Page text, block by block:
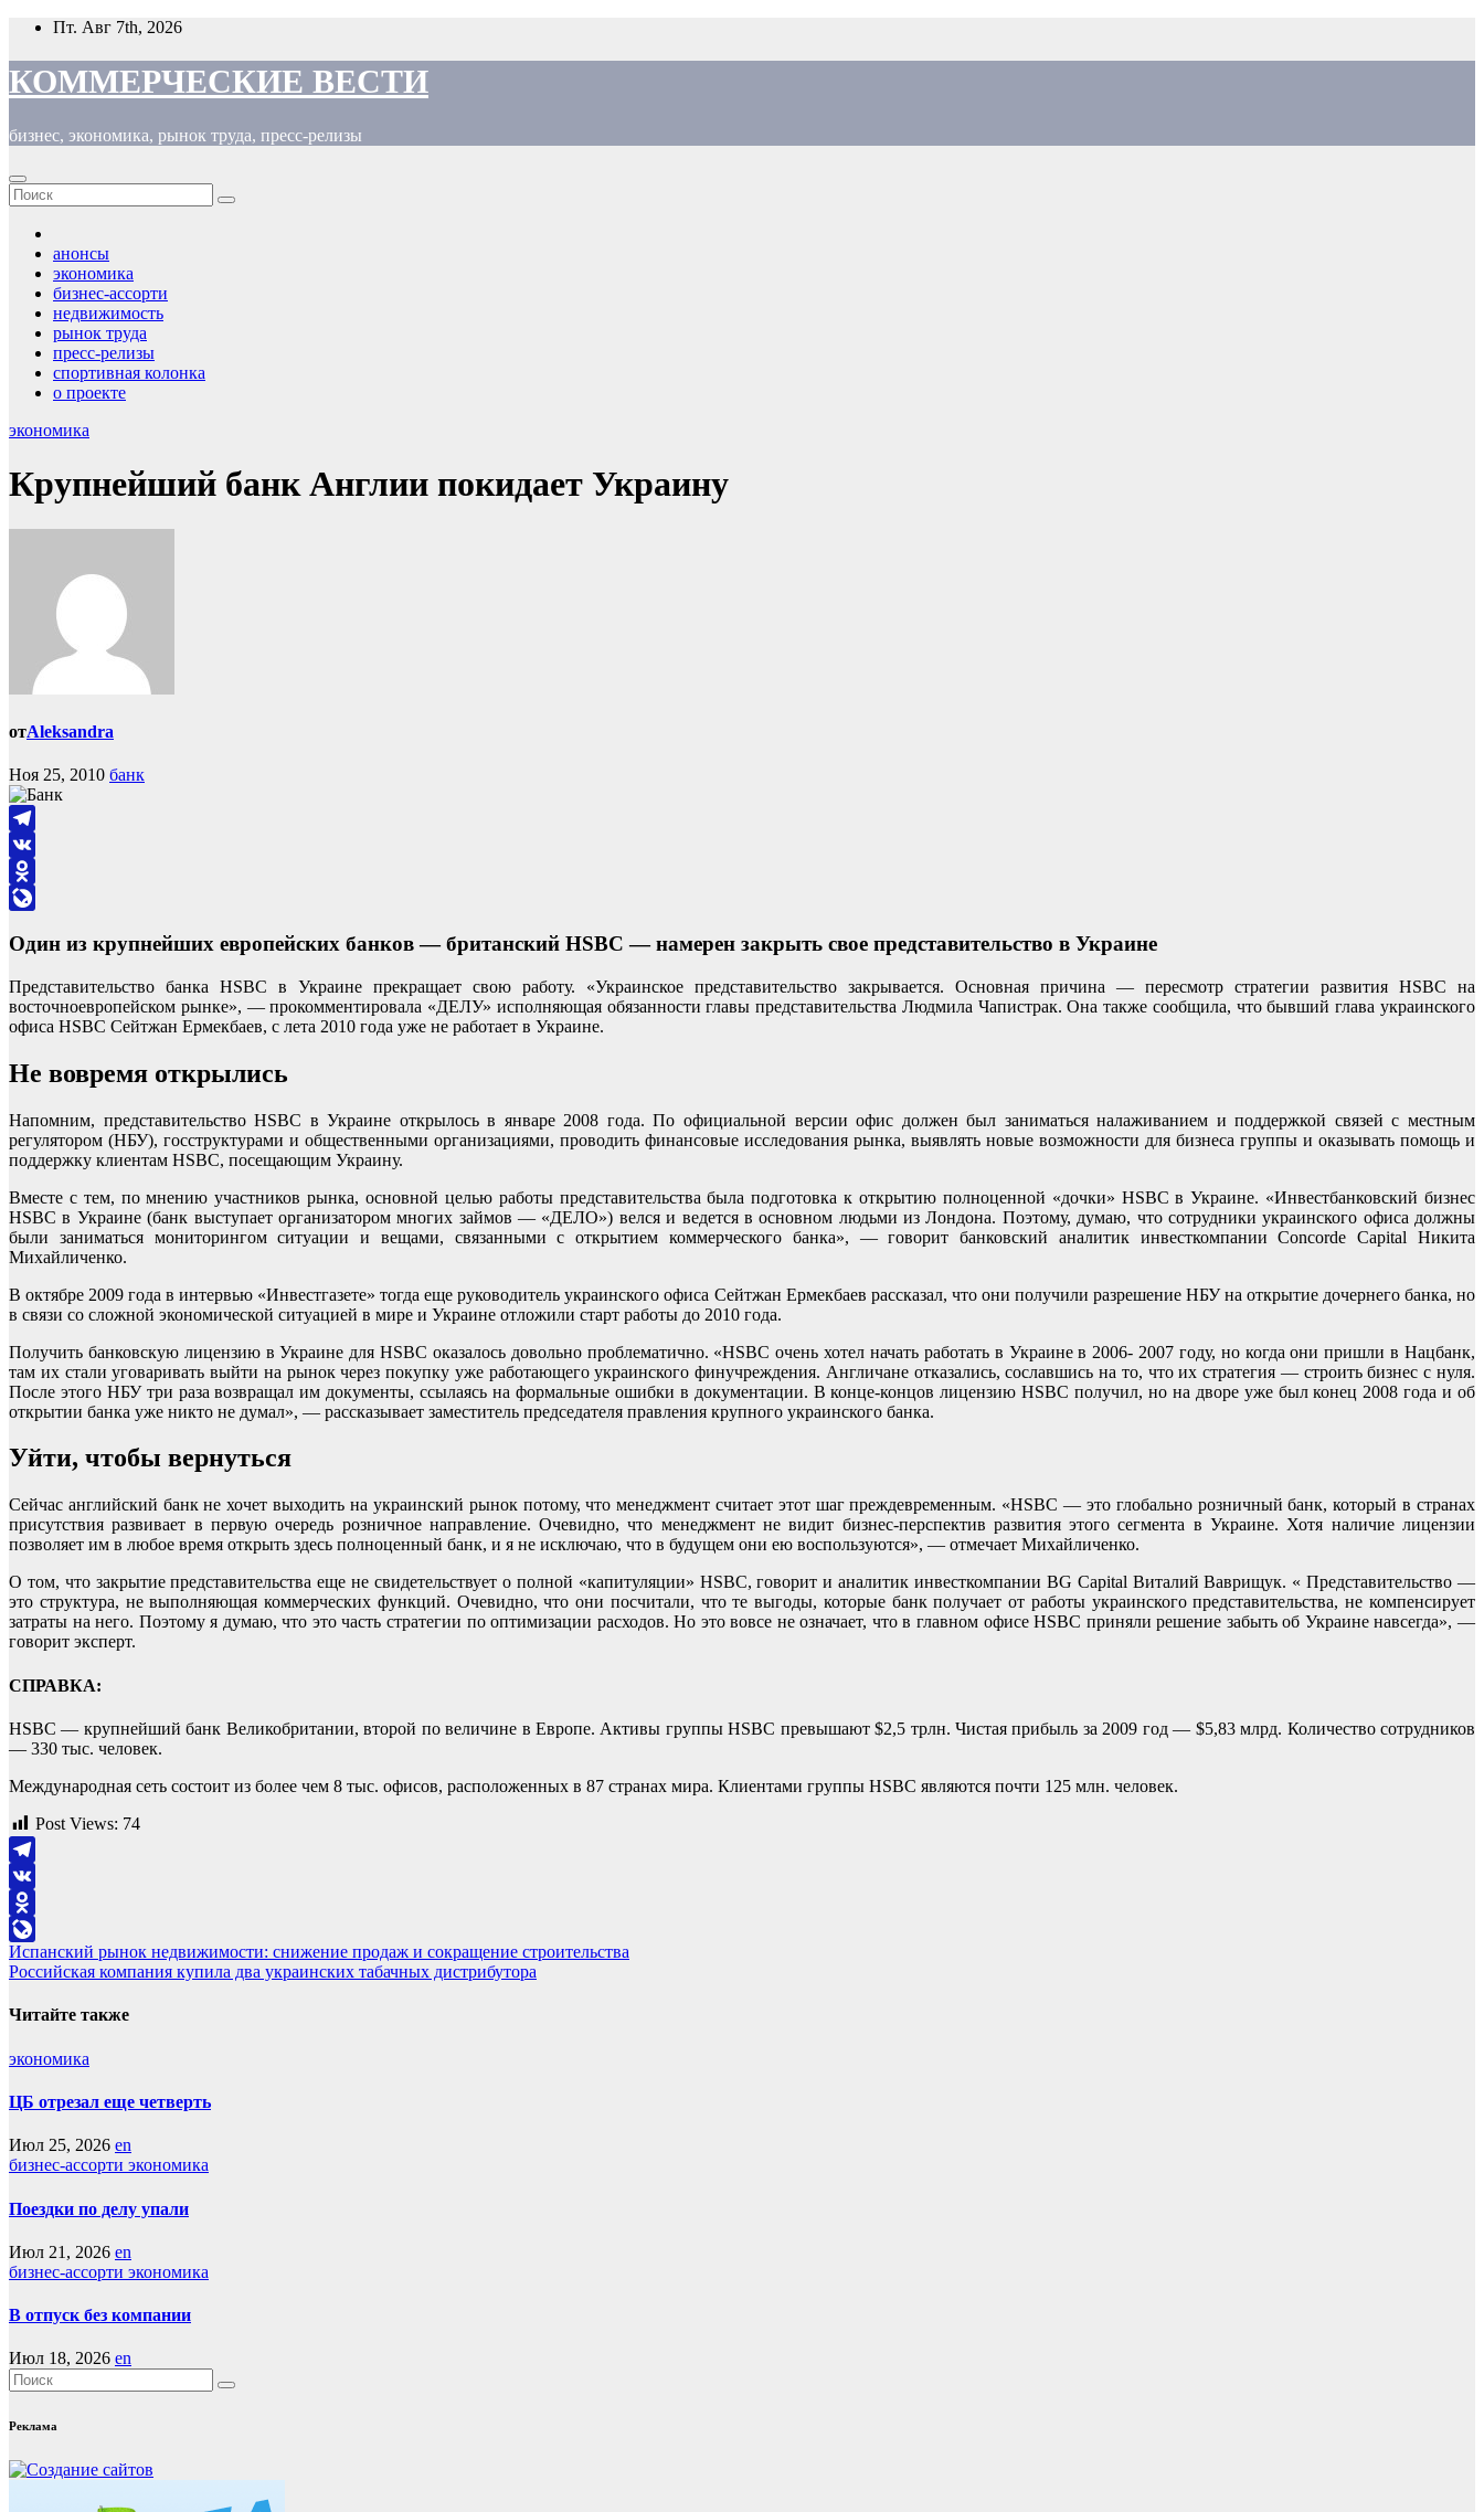
Перейти
содержимому
Пт. Авг 7th, 2026
КОММЕРЧЕСКИЕ ВЕСТИ
бизнес, экономика, рынок труда, пресс-релизы
анонсы
экономика
бизнес-ассорти
недвижимость
рынок труда
пресс-релизы
спортивная колонка
о проекте
экономика
Крупнейший банк Англии покидает Украину
отAleksandra
Ноя 25, 2010 банк
Telegram
VK
Odnoklassniki
Один из крупнейших европейских банков — британский HSBC — намерен закрыть свое представительство в Украине
Представительство банка HSBC в Украине прекращает свою работу. «Украинское представительство закрывается. Основная причина — пересмотр стратегии развития HSBC на
восточноевропейском рынке», — прокомментировала «ДЕЛУ» исполняющая обязанности главы представительства Людмила Чапистрак. Она также сообщила, что бывший глава украинского
офиса HSBC Сейтжан Ермекбаев, с лета 2010 года уже не работает в Украине.
Не вовремя открылись
Напомним, представительство HSBC в Украине открылось в январе 2008 года. По официальной версии офис должен был заниматься налаживанием и поддержкой связей с местным
регулятором (НБУ), госструктурами и общественными организациями, проводить финансовые исследования рынка, выявлять новые возможности для бизнеса группы и оказывать помощь и
поддержку клиентам HSBC, посещающим Украину.
Вместе с тем, по мнению участников рынка, основной целью работы представительства была подготовка к открытию полноценной «дочки» HSBC в Украине. «Инвестбанковский бизнес
HSBC в Украине (банк выступает организатором многих займов — «ДЕЛО») велся и ведется в основном людьми из Лондона. Поэтому, думаю, что сотрудники украинского офиса должны
были заниматься мониторингом ситуации и вещами, связанными с открытием коммерческого банка», — говорит банковский аналитик инвесткомпании Concorde Capital Никита
Михайличенко.
В октябре 2009 года в интервью «Инвестгазете» тогда еще руководитель украинского офиса Сейтжан Ермекбаев рассказал, что они получили разрешение НБУ на открытие дочернего банка, но
в связи со сложной экономической ситуацией в мире и Украине отложили старт работы до 2010 года.
Получить банковскую лицензию в Украине для HSBC оказалось довольно проблематично. «HSBC очень хотел начать работать в Украине в 2006- 2007 году, но когда они пришли в Нацбанк,
там их стали уговаривать выйти на рынок через покупку уже работающего украинского финучреждения. Англичане отказались, сославшись на то, что их стратегия — строить бизнес с нуля.
После этого НБУ три раза возвращал им документы, ссылаясь на формальные ошибки в документации. В конце-концов лицензию HSBC получил, но на дворе уже был конец 2008 года и об
открытии банка уже никто не думал», — рассказывает заместитель председателя правления крупного украинского банка.
Уйти, чтобы вернуться
Сейчас английский банк не хочет выходить на украинский рынок потому, что менеджмент считает этот шаг преждевременным. «HSBC — это глобально розничный банк, который в странах
присутствия развивает в первую очередь розничное направление. Очевидно, что менеджмент не видит бизнес-перспектив развития этого сегмента в Украине. Хотя наличие лицензии
позволяет им в любое время открыть здесь полноценный банк, и я не исключаю, что в будущем они ею воспользуются», — отмечает Михайличенко.
О том, что закрытие представительства еще не свидетельствует о полной «капитуляции» HSBC, говорит и аналитик инвесткомпании BG Capital Виталий Ваврищук. « Представительство —
это структура, не выполняющая коммерческих функций. Очевидно, что они посчитали, что те выгоды, которые банк получает от работы украинского представительства, не компенсирует
затраты на него. Поэтому я думаю, что это часть стратегии по оптимизации расходов. Но это вовсе не означает, что в главном офисе HSBC приняли решение забыть об Украине навсегда», —
говорит эксперт.
СПРАВКА:
HSBC — крупнейший банк Великобритании, второй по величине в Европе. Активы группы HSBC превышают $2,5 трлн. Чистая прибыль за 2009 год — $5,83 млрд. Количество сотрудников
— 330 тыс. человек.
Международная сеть состоит из более чем 8 тыс. офисов, расположенных в 87 странах мира. Клиентами группы HSBC являются почти 125 млн. человек.
Post Views: 74
Telegram
VK
Odnoklassniki
LiveJournal
Навигация
по
записям
Испанский рынок недвижимости: снижение продаж и сокращение строительства
Российская компания купила два украинских табачных дистрибутора
Читайте также
экономика
ЦБ отрезал еще четверть
Июл 25, 2026 en
бизнес-ассорти экономика
Поездки по делу упали
Июл 21, 2026 en
бизнес-ассорти экономика
В отпуск без компании
Июл 18, 2026 en
Реклама